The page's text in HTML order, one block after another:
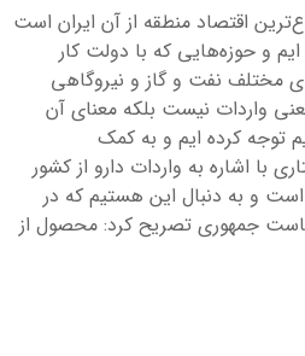
اقتصاد منطقه از آن ایران است
ایم و حوزه‌هایی که با دولت کار
حوزه‌های مختلف نفت و گاز و نیروگاهی
واردات نیست بلکه معنای آن
توجه کرده ایم و به کمک
اشاره به واردات دارو از کشور
و به دنبال این هستیم که در
جمهوری تصریح کرد: محصول از